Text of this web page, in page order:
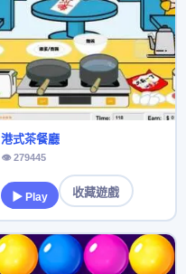
港式茶餐廳
👁 279445
▶ Play 收藏遊戲